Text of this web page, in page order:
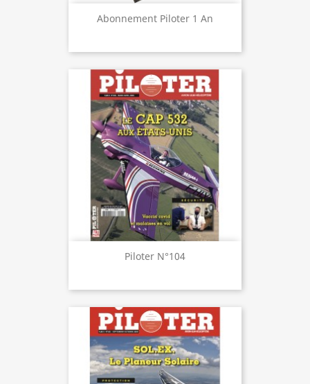
Abonnement Piloter 1 An
Piloter N°104